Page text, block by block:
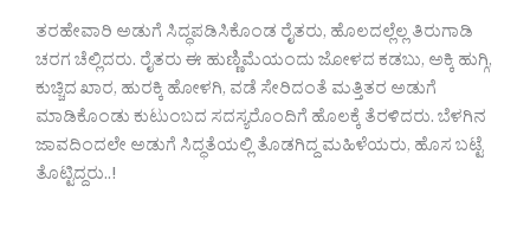
ತರಹೇವಾರಿ ಅಡುಗೆ ಸಿದ್ಧಪಡಿಸಿಕೊಂಡ ರೈತರು, ಹೊಲದಲ್ಲೆಲ್ಲ ತಿರುಗಾಡಿ
ಚರಗ ಚೆಲ್ಲಿದರು. ರೈತರು ಈ ಹುಣ್ಣಿಮೆಯಂದು ಜೋಳದ ಕಡಬು, ಅಕ್ಕಿ ಹುಗ್ಗಿ,
ಕುಚ್ಚಿದ ಖಾರ, ಹುರಕ್ಕಿ ಹೋಳಗಿ, ವಡೆ ಸೇರಿದಂತೆ ಮತ್ತಿತರ ಅಡುಗೆ
ಮಾಡಿಕೊಂಡು ಕುಟುಂಬದ ಸದಸ್ಯರೊಂದಿಗೆ ಹೊಲಕ್ಕೆ ತೆರಳಿದರು. ಬೆಳಗಿನ
ಜಾವದಿಂದಲೇ ಅಡುಗೆ ಸಿದ್ಧತೆಯಲ್ಲಿ ತೊಡಗಿದ್ದ ಮಹಿಳೆಯರು, ಹೊಸ ಬಟ್ಟೆ
ತೊಟ್ಟಿದ್ದರು..!